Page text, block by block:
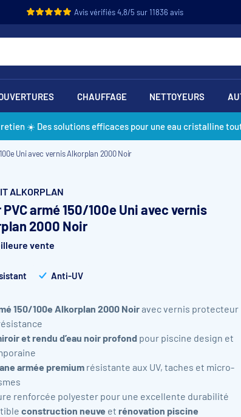
Avis vérifiés 4,8/5 sur 11836 avis
CHAUFFAGE NETTOYEURS
☀️ Des solutions efficaces pour une eau cristalline
Uni avec vernis Alkorplan 2000 Noir
ALKORPLAN
armé 150/100e Uni avec vernis
2000 Noir
vente
Anti-UV
150/100e Alkorplan 2000 Noiravec vernis protecteur
et rendu d’eau noir profond pour piscine design et
armée premium résistante aux UV, taches et micro-
renforcée polyester pour une excellente durabilité
construction neuve et rénovation piscine